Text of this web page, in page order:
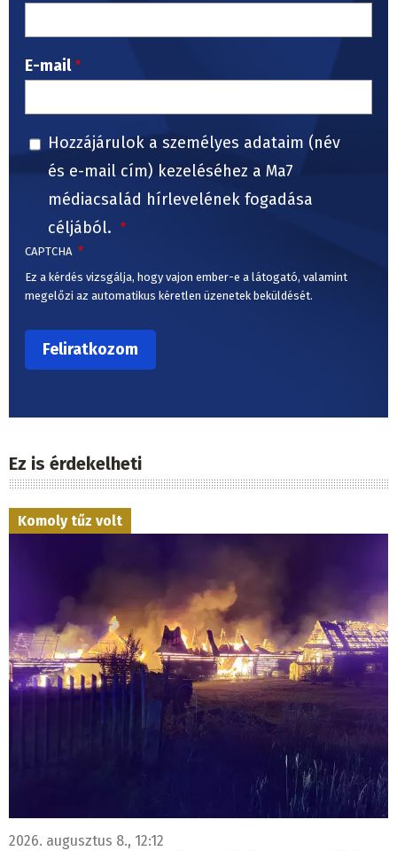
E-mail
Hozzájárulok a személyes adataim (név
és e-mail cím) kezeléséhez a Ma7
médiacsalád hírlevelének fogadása
céljából.
CAPTCHA
Ez a kérdés vizsgálja, hogy vajon ember-e a látogató, valamint
megelőzi az automatikus kéretlen üzenetek beküldését.
Ez is érdekelheti
Komoly tűz volt
2026. augusztus 8., 12:12